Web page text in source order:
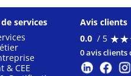
services
& CEE
Avis clients
0.0 / 5 ★★
★★
0 avis clients